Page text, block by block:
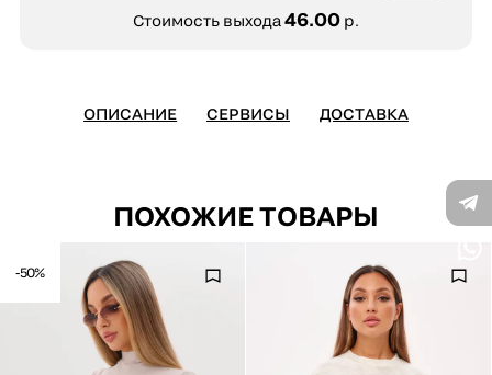
Стоимость выхода 46.00 р.
ОПИСАНИЕ СЕРВИСЫ ДОСТАВКА
ПОХОЖИЕ ТОВАРЫ
-50%